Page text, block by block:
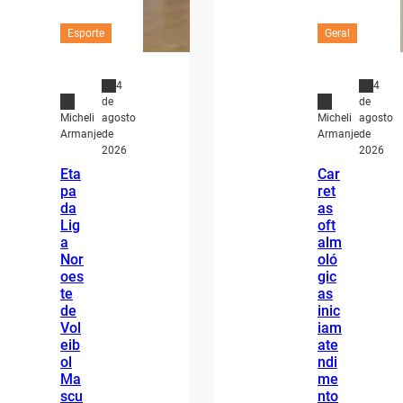
Esporte
Micheli
Armanje
4
de
agosto
de
2026
Eta
pa
da
Lig
a
Nor
oes
te
de
Vol
eib
ol
Ma
scu
Geral
Micheli
Armanje
4
de
agosto
de
2026
Car
ret
as
oft
alm
oló
gic
as
inic
iam
ate
ndi
me
nto